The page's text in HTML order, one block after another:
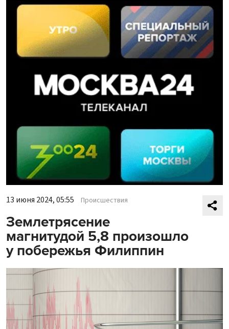
13 июня 2024, 05:55 Происшествия
Землетрясение
магнитудой 5,8 произошло
у побережья Филиппин